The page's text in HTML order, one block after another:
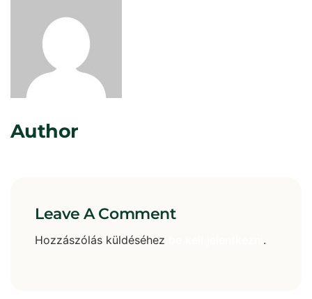
Author
Leave A Comment
Hozzászólás küldéséhez .